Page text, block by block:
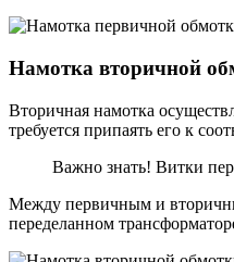
Намотка вторичной
Вторичная намотка
требуется припаять его к
Важно знать! Витки
Между первичным и
переделанном